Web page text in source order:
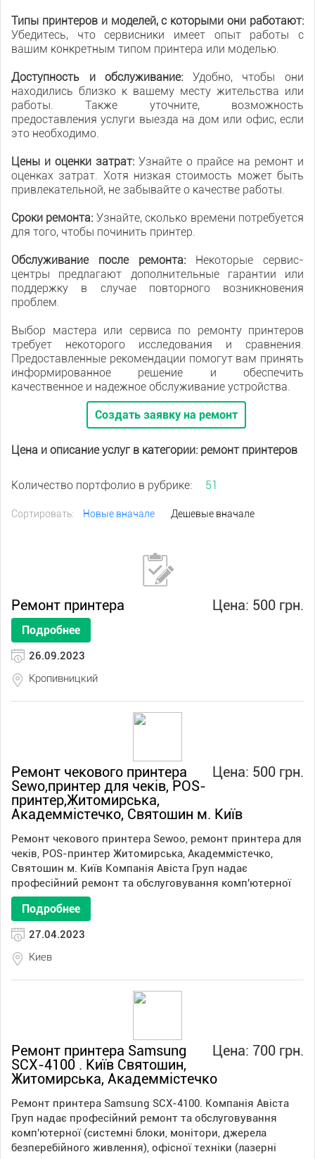
Типы принтеров и моделей, с которыми они работают:
Убедитесь, что сервисники имеет опыт работы с
вашим конкретным типом принтера или моделью.
Доступность и обслуживание: Удобно, чтобы они
находились близко к вашему месту жительства или
работы. Также уточните, возможность
предоставления услуги выезда на дом или офис, если
это необходимо.
Цены и оценки затрат: Узнайте о прайсе на ремонт и
оценках затрат. Хотя низкая стоимость может быть
привлекательной, не забывайте о качестве работы.
Сроки ремонта: Узнайте, сколько времени потребуется
для того, чтобы починить принтер.
Обслуживание после ремонта: Некоторые сервис-
центры предлагают дополнительные гарантии или
поддержку в случае повторного возникновения
проблем.
Выбор мастера или сервиса по ремонту принтеров
требует некоторого исследования и сравнения.
Предоставленные рекомендации помогут вам принять
информированное решение и обеспечить
качественное и надежное обслуживание устройства.
Создать заявку на ремонт
Цена и описание услуг в категории: ремонт принтеров
Количество портфолио в рубрике: 51
Сортировать: Новые вначале Дешевые вначале
Цена: 500 грн.
Ремонт принтера
Подробнее
26.09.2023
Кропивницкий
Цена: 500 грн.
Ремонт чекового принтера
Sewo,принтер для чеків, POS-
принтер,Житомирська,
Академмістечко, Святошин м. Київ
Ремонт чекового принтера Sewoo, ремонт принтера для
чеків, POS-принтер Житомирська, Академмістечко,
Святошин м. Київ Компанія Авіста Груп надає
професійний ремонт та обслуговування комп'ютерної
Подробнее
27.04.2023
Киев
Цена: 700 грн.
Ремонт принтера Samsung
SCX-4100 . Київ Святошин,
Житомирська, Академмістечко
Ремонт принтера Samsung SCX-4100. Компанія Авіста
Груп надає професійний ремонт та обслуговування
комп'ютерної (системні блоки, монітори, джерела
безперебійного живлення), офісної техніки (лазерні